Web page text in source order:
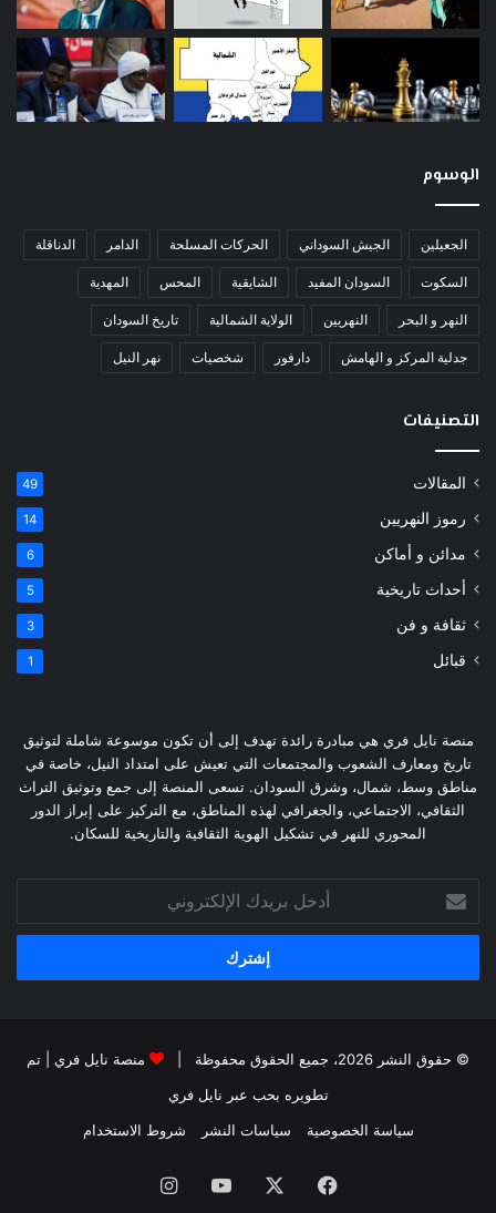
الوسوم
الجعيلين الجيش السوداني الحركات المسلحة الدامر الدناقلة
السكوت السودان المفيد الشايقية المحس المهدية
النهر و البحر النهريين الولاية الشمالية تاريخ السودان
جدلية المركز و الهامش دارفور شخصيات نهر النيل
التصنيفات
المقالات 49
رموز النهريين 14
مدائن و أماكن 6
أحداث تاريخية 5
ثقافة و فن 3
قبائل 1
منصة نايل فري هي مبادرة رائدة تهدف إلى أن تكون موسوعة شاملة لتوثيق
تاريخ ومعارف الشعوب والمجتمعات التي تعيش على امتداد النيل، خاصة في
مناطق وسط، شمال، وشرق السودان. تسعى المنصة إلى جمع وتوثيق التراث
الثقافي، الاجتماعي، والجغرافي لهذه المناطق، مع التركيز على إبراز الدور
المحوري للنهر في تشكيل الهوية الثقافية والتاريخية للسكان.
بريدك
الإلكتروني
© حقوق النشر 2026، جميع الحقوق محفوظة | منصة نايل فري | تم
تطويره بحب عبر نايل فري
سياسة الخصوصية
سياسات النشر شروط الاستخدام
فيسبوك ‫YouTubeانستقرام